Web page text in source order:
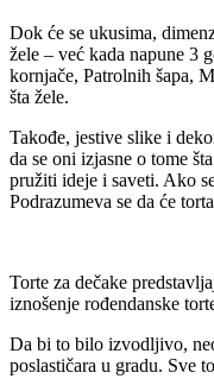
Dok će se ukusima,
žele – već kada napune 3
kornjače, Patrolnih šapa,
šta žele.
Takođe, jestive slike i
da se oni izjasne o tome
pružiti ideje i saveti. Ako
Podrazumeva se da će
Torte za dečake
iznošenje rođendanske
Da bi to bilo izvodljivo,
poslastičara u gradu. Sve